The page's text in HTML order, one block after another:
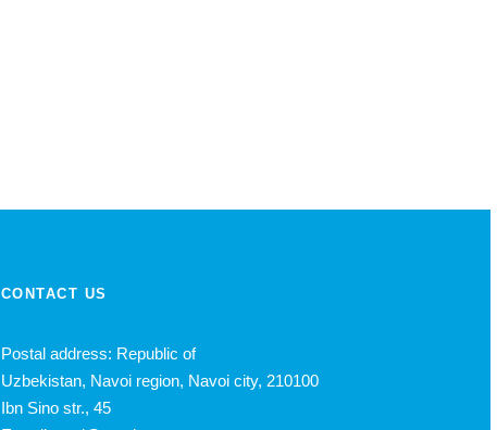
CONTACT US
Postal address: Republic of
Uzbekistan, Navoi region, Navoi city, 210100
Ibn Sino str., 45